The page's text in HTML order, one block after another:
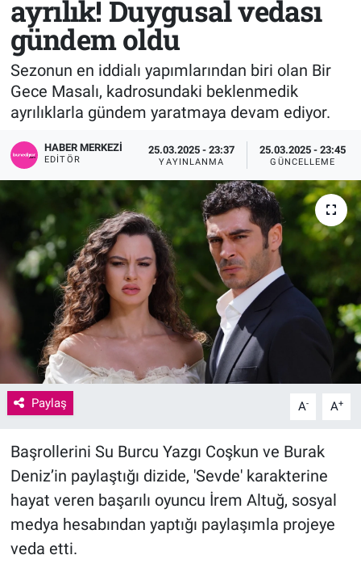
ayrılık! Duygusal vedası
gündem oldu
Sezonun en iddialı yapımlarından biri olan Bir
Gece Masalı, kadrosundaki beklenmedik
ayrılıklarla gündem yaratmaya devam ediyor.
HABER MERKEZI
EDITÖR
25.03.2025 - 23:37
YAYINLANMA
25.03.2025 - 23:45
GÜNCELLEME
Paylaş A- A+
Başrollerini Su Burcu Yazgı Coşkun ve Burak
Deniz’in paylaştığı dizide, 'Sevde' karakterine
hayat veren başarılı oyuncu İrem Altuğ, sosyal
medya hesabından yaptığı paylaşımla projeye
veda etti.
Sağlık
Spor
Teknoloji
Tv Medya
KÜLTÜR SANAT